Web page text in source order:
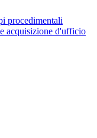
procedimentali
acquisizione d'ufficio